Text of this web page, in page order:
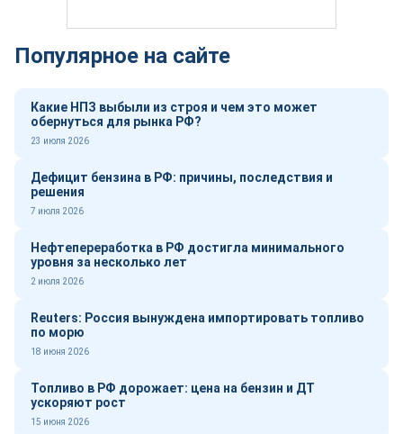
Популярное на сайте
Какие НПЗ выбыли из строя и чем это может
обернуться для рынка РФ?
23 июля 2026
Дефицит бензина в РФ: причины, последствия и
решения
7 июля 2026
Нефтепереработка в РФ достигла минимального
уровня за несколько лет
2 июля 2026
Reuters: Россия вынуждена импортировать топливо
по морю
18 июня 2026
Топливо в РФ дорожает: цена на бензин и ДТ
ускоряют рост
15 июня 2026